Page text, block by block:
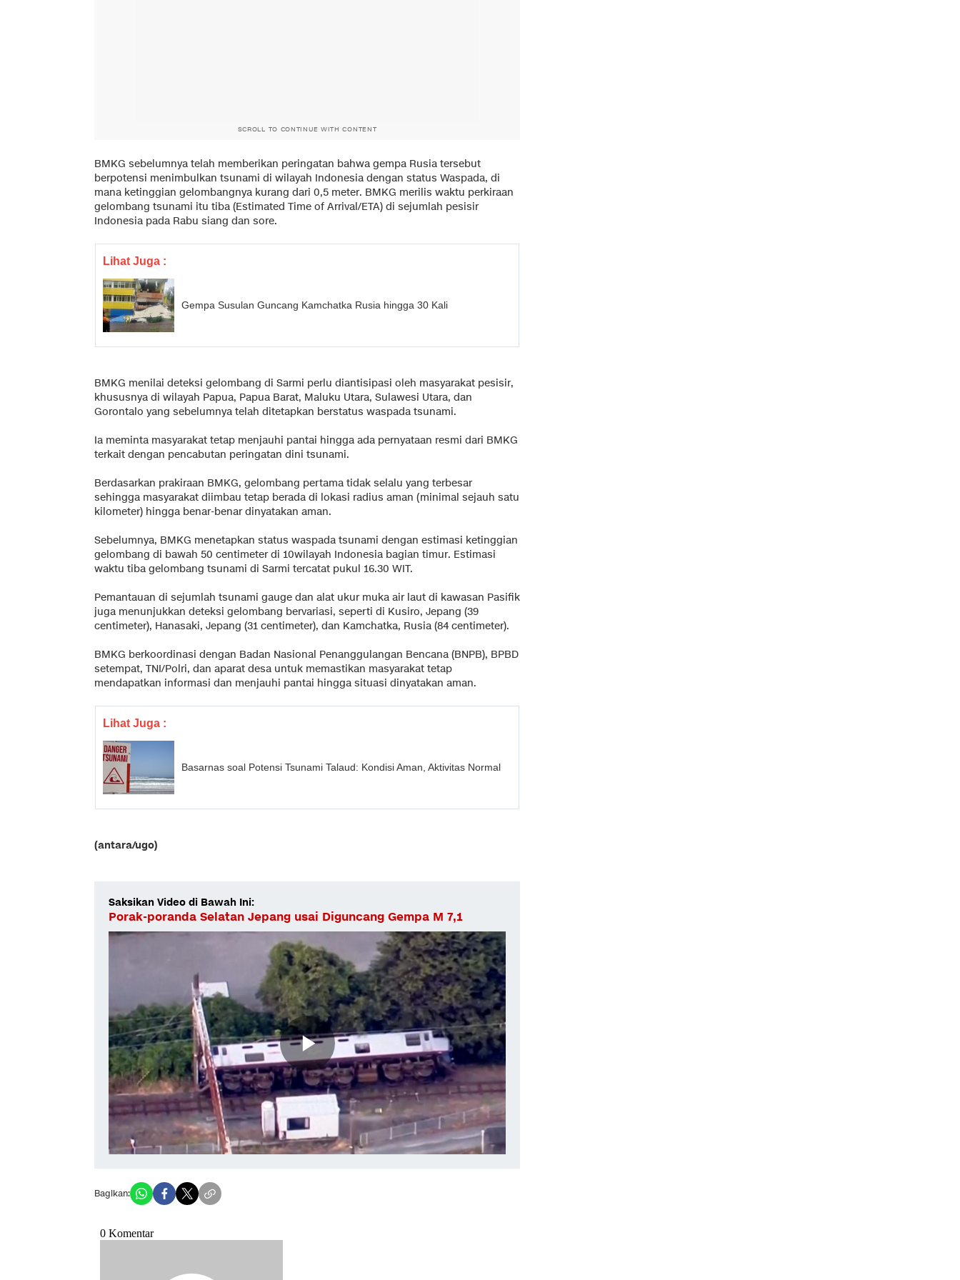
SCROLL TO CONTINUE WITH CONTENT
BMKG sebelumnya telah memberikan peringatan bahwa gempa Rusia tersebut
berpotensi menimbulkan tsunami di wilayah Indonesia dengan status Waspada, di
mana ketinggian gelombangnya kurang dari 0,5 meter. BMKG merilis waktu perkiraan
gelombang tsunami itu tiba (Estimated Time of Arrival/ETA) di sejumlah pesisir
Indonesia pada Rabu siang dan sore.
Lihat Juga :
Gempa Susulan Guncang Kamchatka Rusia hingga 30 Kali
BMKG menilai deteksi gelombang di Sarmi perlu diantisipasi oleh masyarakat pesisir,
khususnya di wilayah Papua, Papua Barat, Maluku Utara, Sulawesi Utara, dan
Gorontalo yang sebelumnya telah ditetapkan berstatus waspada tsunami.
Ia meminta masyarakat tetap menjauhi pantai hingga ada pernyataan resmi dari BMKG
terkait dengan pencabutan peringatan dini tsunami.
Berdasarkan prakiraan BMKG, gelombang pertama tidak selalu yang terbesar
sehingga masyarakat diimbau tetap berada di lokasi radius aman (minimal sejauh satu
kilometer) hingga benar-benar dinyatakan aman.
Sebelumnya, BMKG menetapkan status waspada tsunami dengan estimasi ketinggian
gelombang di bawah 50 centimeter di 10wilayah Indonesia bagian timur. Estimasi
waktu tiba gelombang tsunami di Sarmi tercatat pukul 16.30 WIT.
Pemantauan di sejumlah tsunami gauge dan alat ukur muka air laut di kawasan Pasifik
juga menunjukkan deteksi gelombang bervariasi, seperti di Kusiro, Jepang (39
centimeter), Hanasaki, Jepang (31 centimeter), dan Kamchatka, Rusia (84 centimeter).
BMKG berkoordinasi dengan Badan Nasional Penanggulangan Bencana (BNPB), BPBD
setempat, TNI/Polri, dan aparat desa untuk memastikan masyarakat tetap
mendapatkan informasi dan menjauhi pantai hingga situasi dinyatakan aman.
Lihat Juga :
Basarnas soal Potensi Tsunami Talaud: Kondisi Aman, Aktivitas Normal
(antara/ugo)
Saksikan Video di Bawah Ini:
Porak-poranda Selatan Jepang usai Diguncang Gempa M 7,1
Bagikan: